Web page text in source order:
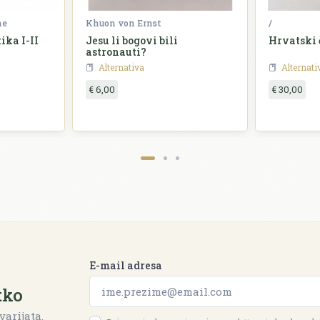
I-II
Khuon von Ernst
Jesu li bogovi bili
astronauti?
Alternativa
€ 6,00
/
Hrvatski
€ 30,00
E-mail adresa